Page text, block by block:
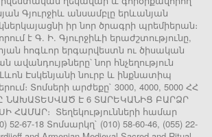
Գյուրջիև անսամբլը երևանյան
իր նոր ծրագրի պրեմիերան։
է Գ. Ի. Գյուրջիևի երաժշտությունը,
հոգևոր երգարվեստն ու ծիսական
նոր հնչեղություն
Էսկենյանի նուրբ և ինքնատիպ
Տոմսերի արժեքը` 3000, 4000, 5000 ՀՀ
ՆԱԽԱՏԵՍՎԱԾ Է 6 ՏԱՐԵԿԱՆԻՑ ԲԱՐՁՐ
ՀԱՄԱՐ։ Տեղեկությունների համար
67-18 Տոմսարկղ` (010) 58-60-46, (055) 22-